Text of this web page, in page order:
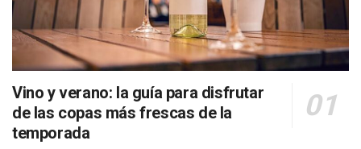
Vino y verano: la guía para disfrutar
de las copas más frescas de la
temporada